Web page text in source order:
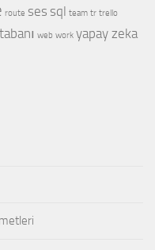
route ses sql team tr trello
web work yapay zeka